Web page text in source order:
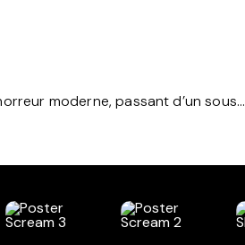
moderne, passant d’un sous...